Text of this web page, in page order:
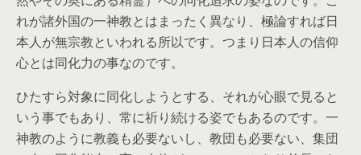
れが諸外国の一神教とはまったく異なり、極論すれば日
本人が無宗教といわれる所以です。つまり日本人の信仰
心とは同化力の事なのです。
ひたすら対象に同化しようとする、それが心眼で見ると
いう事でもあり、常に祈り続ける姿でもあるのです。一
神教のように教義も必要ないし、教団も必要ない、集団